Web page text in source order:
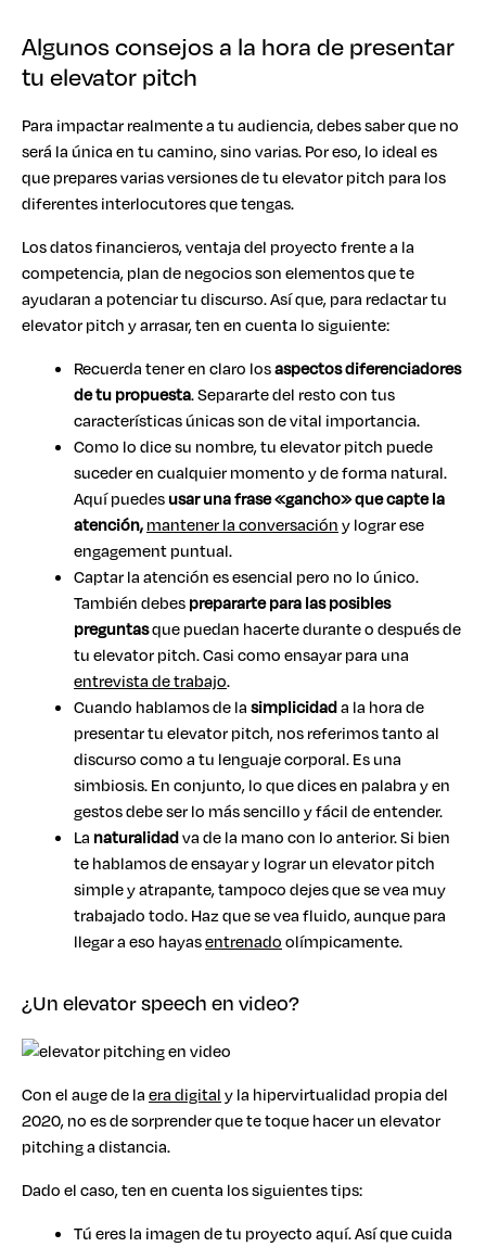
Algunos consejos a la hora de presentar
tu elevator pitch
Para impactar realmente a tu audiencia, debes saber que no
será la única en tu camino, sino varias. Por eso, lo ideal es
que prepares varias versiones de tu elevator pitch para los
diferentes interlocutores que tengas.
Los datos financieros, ventaja del proyecto frente a la
competencia, plan de negocios son elementos que te
ayudaran a potenciar tu discurso. Así que, para redactar tu
elevator pitch y arrasar, ten en cuenta lo siguiente:
Recuerda tener en claro losaspectos diferenciadores
de tu propuesta. Separarte del resto con tus
características únicas son de vital importancia.
Como lo dice su nombre, tu elevator pitch puede
suceder en cualquier momento y de forma natural.
Aquí puedesusar una frase «gancho» que capte la
atención,mantener la conversacióny lograr ese
engagement puntual.
Captar la atención es esencial pero no lo único.
También debesprepararte para las posibles
preguntasque puedan hacerte durante o después de
tu elevator pitch. Casi como ensayar para una
entrevista de trabajo.
Cuando hablamos de lasimplicidada la hora de
presentar tu elevator pitch, nos referimos tanto al
discurso como a tu lenguaje corporal. Es una
simbiosis. En conjunto, lo que dices en palabra y en
gestos debe ser lo más sencillo y fácil de entender.
La naturalidadva de la mano con lo anterior. Si bien
te hablamos de ensayar y lograr un elevator pitch
simple y atrapante, tampoco dejes que se vea muy
trabajado todo. Haz que se vea fluido, aunque para
llegar a eso hayasentrenadoolímpicamente.
¿Un elevator speech en video?
Con el auge de laera digitaly la hipervirtualidad propia del
2020, no es de sorprender que te toque hacer un elevator
pitching a distancia.
Dado el caso, ten en cuenta los siguientes tips:
Tú eres la imagen de tu proyecto aquí. Así que cuida